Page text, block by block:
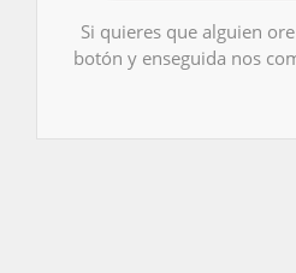
Si quieres que alguien
botón y enseguida nos